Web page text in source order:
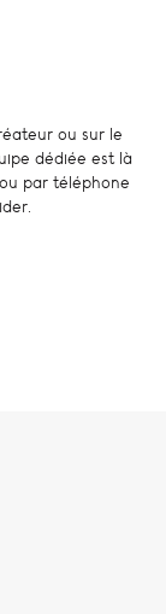
ou sur le
dédiée est là
par téléphone